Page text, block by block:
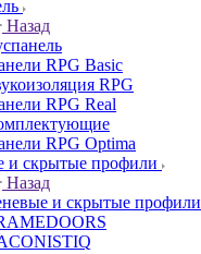
Назад
RPG Basic
RPG
RPG Real
RPG Optima
и скрытые профили
Назад
и скрытые профили